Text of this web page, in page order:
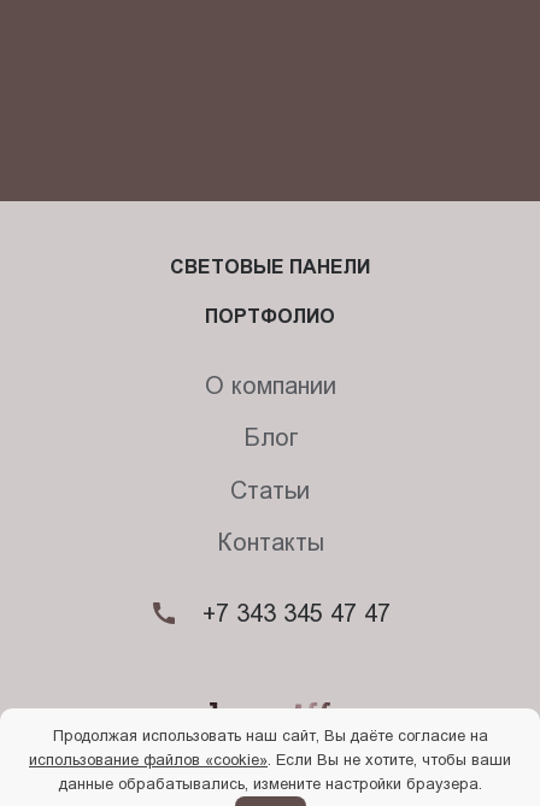
© 2026. Begriff
Политика конфиденциальности
СВЕТОВЫЕ ПАНЕЛИ
ПОРТФОЛИО
О компании
Блог
Статьи
Контакты
+7 343 345 47 47
Продолжая использовать наш сайт, Вы даёте согласие на
использование файлов «cookie» . Если Вы не хотите, чтобы ваши
данные обрабатывались, измените настройки браузера.